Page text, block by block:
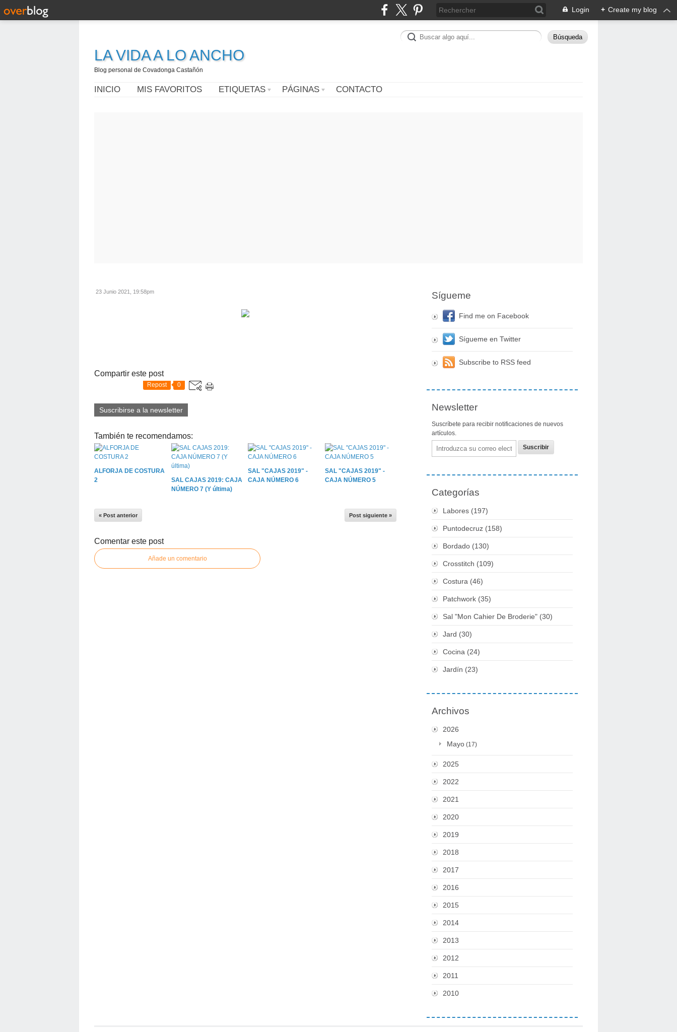
Login + Create my blog
LA VIDA A LO ANCHO
Blog personal de Covadonga Castañón
INICIO MIS FAVORITOS ETIQUETAS PÁGINAS CONTACTO
23 Junio 2021, 19:58pm
Compartir este post
Repost 0
Suscribirse a la newsletter
También te recomendamos:
ALFORJA DE COSTURA
2
SAL CAJAS 2019: CAJA
NÚMERO 7 (Y última)
SAL "CAJAS 2019" -
CAJA NÚMERO 6
SAL "CAJAS 2019" -
CAJA NÚMERO 5
« Post anterior Post siguiente »
Comentar este post
Añade un comentario
Sígueme
Find me on Facebook
Sígueme en Twitter
Subscribe to RSS feed
Newsletter
Suscríbete para recibir notificaciones de nuevos
artículos.
Email
Categorías
Labores (197)
Puntodecruz (158)
Bordado (130)
Crosstitch (109)
Costura (46)
Patchwork (35)
Sal "mon Cahier De Broderie" (30)
Jard (30)
Cocina (24)
Jardín (23)
Archivos
2026
Mayo (17)
2025
2022
2021
2020
2019
2018
2017
2016
2015
2014
2013
2012
2011
2010